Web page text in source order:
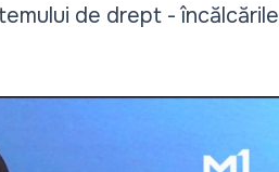
de drept - încălcările